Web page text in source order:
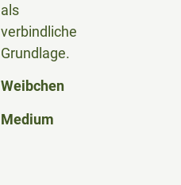
als
verbindliche
Grundlage.
Weibchen
Medium